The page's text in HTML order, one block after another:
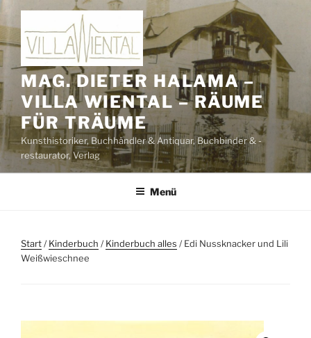
Zum
Inhalt
springen
MAG. DIETER HALAMA –
VILLA WIENTAL – RÄUME
FÜR TRÄUME
Kunsthistoriker, Buchhändler & Antiquar, Buchbinder & -
restaurator, Verlag
Menü
Start/Kinderbuch /Kinderbuch alles / Edi Nussknacker und Lili
Weißwieschnee